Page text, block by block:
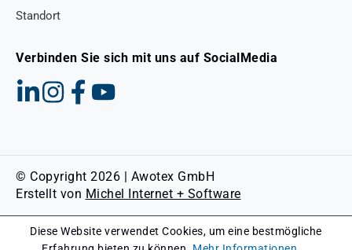
Standort
Verbinden Sie sich mit uns auf SocialMedia
© Copyright 2026 | Awotex GmbH
Erstellt von Michel Internet + Software
Diese Website verwendet Cookies, um eine bestmögliche